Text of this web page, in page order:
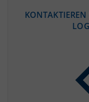
(Landkreis / Kreisfreie